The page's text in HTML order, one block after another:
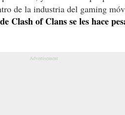
de la industria del gaming
Clash of Clans se les hace